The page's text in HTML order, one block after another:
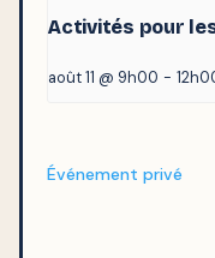
Activités pour
août 11 @ 9h00 -
Événement privé